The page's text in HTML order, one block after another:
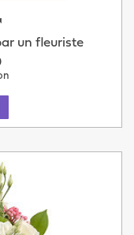
un fleuriste